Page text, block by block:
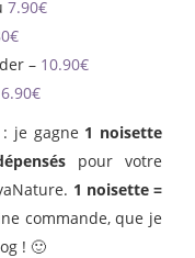
7.90€
– 10.90€
6.90€
: je gagne 1 noisette
pour votre
1 noisette =
commande, que je
! 🙂